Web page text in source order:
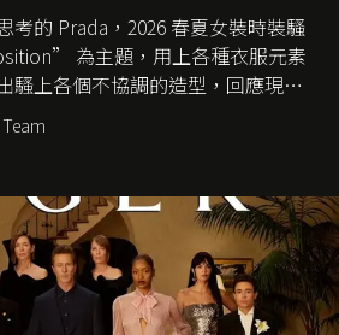
考的 Prada，2026 春夏女裝時裝騷
為主題，用上各種衣服元素
騷上各個不協調的造型，回應現今
的現象。
Team